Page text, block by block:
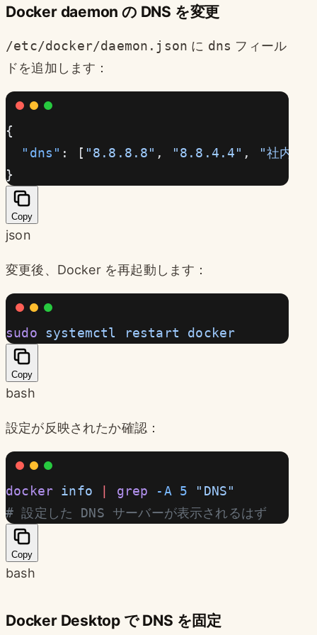
Docker daemon の DNS を変更
/etc/docker/daemon.json に dns フィール
ドを追加します：
{
  "dns"
: [ "8.8.8.8" , "8.8.4.4" ,
"社内
}
Copy
json
変更後、Docker を再起動します：
sudo systemctl restart docker
Copy
bash
設定が反映されたか確認：
docker info grep -A 5 "DNS"
# 設定した DNS サーバーが表示されるはず
Copy
bash
Docker Desktop で DNS を固定